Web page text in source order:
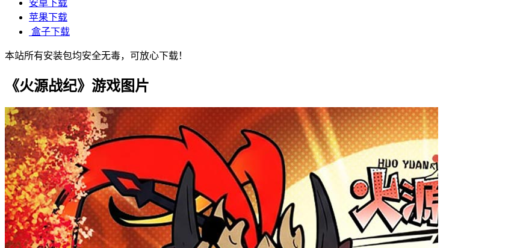
安卓下载
苹果下载
盒子下载
本站所有安装包均安全无毒，可放心下载！
《火源战纪》游戏图片